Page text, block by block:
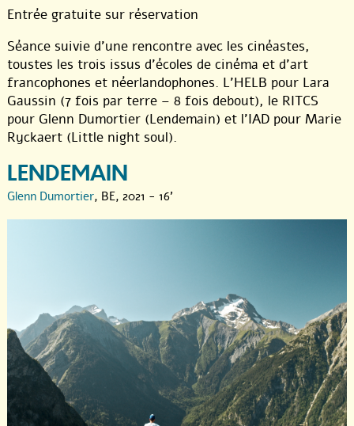
En partenariat avec GCPianofabriek
Entrée gratuite sur réservation
Séance suivie d’une rencontre avec les cinéastes,
toustes les trois issus d’écoles de cinéma et d’art
francophones et néerlandophones. L’HELB pour Lara
Gaussin (7 fois par terre – 8 fois debout), le RITCS
pour Glenn Dumortier (Lendemain) et l’IAD pour Marie
Ryckaert (Little night soul).
LENDEMAIN
Glenn Dumortier, BE, 2021 - 16'